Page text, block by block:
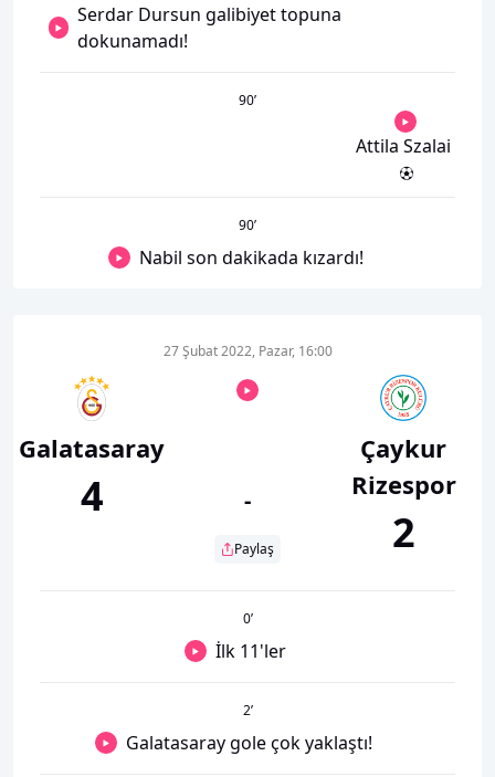
Serdar Dursun galibiyet topuna
dokunamadı!
90’
Attila Szalai
90’
Nabil son dakikada kızardı!
Galatasaray
4
27 Şubat 2022, Pazar, 16:00
-
Paylaş
Çaykur
Rizespor
2
0’
İlk 11'ler
2’
Galatasaray gole çok yaklaştı!